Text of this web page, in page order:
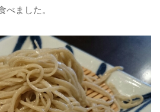
ました。